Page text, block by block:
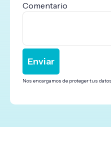
Comentario
Nos encargamos de proteger tus